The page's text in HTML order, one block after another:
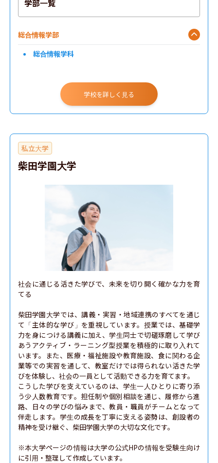
学部一覧
総合情報学部
総合情報学科
学校を詳しく見る
私立大学
柴田学園大学
社会に通じる活きた学びで、未来を切り開く確かな力を育
てる
柴田学園大学では、講義・実習・地域連携のすべてを通じ
て「主体的な学び」を重視しています。授業では、基礎学
力を身につける講義に加え、学生同士で切磋琢磨して学び
あうアクティブ・ラーニング型授業を積極的に取り入れて
います。また、医療・福祉施設や教育施設、食に関わる企
業等での実習を通して、教室だけでは得られない活きた学
びを体験し、社会の一員として活動できる力を育てます。
こうした学びを支えているのは、学生一人ひとりに寄り添
う少人数教育です。担任制や個別相談を通じ、履修から進
路、日々の学びの悩みまで、教員・職員がチームとなって
伴走します。学生の成長を丁寧に支える姿勢は、創設者の
精神を受け継ぐ、柴田学園大学の大切な文化です。
※本大学ページの情報は大学の公式HPの情報を受験生向け
に引用・整理して作成しています。